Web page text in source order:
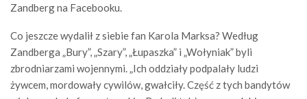
Zandberg na Facebooku.
Co jeszcze wydalił z siebie fan Karola Marksa? Według
Zandberga „Bury”, „Szary”, „Łupaszka” i „Wołyniak” byli
zbrodniarzami wojennymi. „Ich oddziały podpalały ludzi
żywcem, mordowały cywilów, gwałciły. Część z tych bandytów